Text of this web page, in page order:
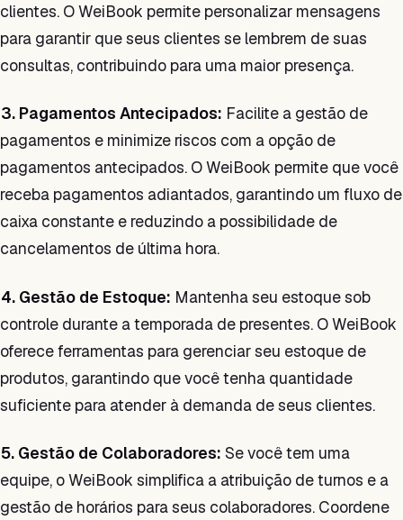
clientes. O WeiBook permite personalizar mensagens
para garantir que seus clientes se lembrem de suas
consultas, contribuindo para uma maior presença.
3. Pagamentos Antecipados: Facilite a gestão de
pagamentos e minimize riscos com a opção de
pagamentos antecipados. O WeiBook permite que você
receba pagamentos adiantados, garantindo um fluxo de
caixa constante e reduzindo a possibilidade de
cancelamentos de última hora.
4. Gestão de Estoque: Mantenha seu estoque sob
controle durante a temporada de presentes. O WeiBook
oferece ferramentas para gerenciar seu estoque de
produtos, garantindo que você tenha quantidade
suficiente para atender à demanda de seus clientes.
5. Gestão de Colaboradores: Se você tem uma
equipe, o WeiBook simplifica a atribuição de turnos e a
gestão de horários para seus colaboradores. Coordene